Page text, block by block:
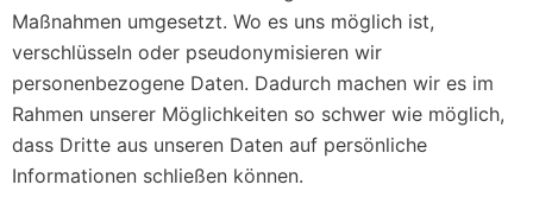
Maßnahmen umgesetzt. Wo es uns möglich ist,
verschlüsseln oder pseudonymisieren wir
personenbezogene Daten. Dadurch machen wir es im
Rahmen unserer Möglichkeiten so schwer wie möglich,
dass Dritte aus unseren Daten auf persönliche
Informationen schließen können.